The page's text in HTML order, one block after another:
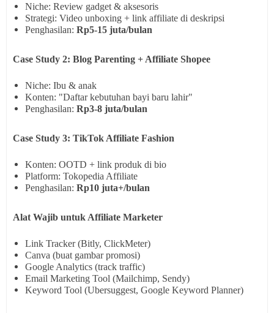
Niche: Review gadget & aksesoris
Strategi: Video unboxing + link affiliate di deskripsi
Penghasilan: Rp5-15 juta/bulan
Case Study 2: Blog Parenting + Affiliate Shopee
Niche: Ibu & anak
Konten: "Daftar kebutuhan bayi baru lahir"
Penghasilan: Rp3-8 juta/bulan
Case Study 3: TikTok Affiliate Fashion
Konten: OOTD + link produk di bio
Platform: Tokopedia Affiliate
Penghasilan: Rp10 juta+/bulan
Alat Wajib untuk Affiliate Marketer
Link Tracker(Bitly, ClickMeter)
Canva (buat gambar promosi)
Google Analytics (track traffic)
Email Marketing Tool (Mailchimp, Sendy)
Keyword Tool (Ubersuggest, Google Keyword Planner)